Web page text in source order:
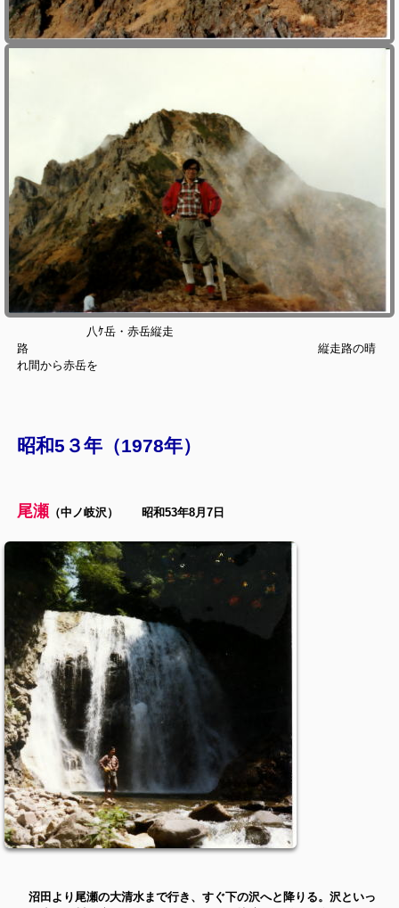
八ｹ岳・赤岳縦走
路 縦走路の晴
れ間から赤岳を
昭和5３年（1978年）
尾瀬 （中ノ岐沢） 昭和53年8月7日
沼田より尾瀬の大清水まで行き、すぐ下の沢へと降りる。沢といっ